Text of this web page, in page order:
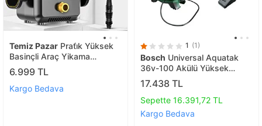
Temiz Pazar Prati̇k Yüksek
Basinçli Araç Yikama
Maki̇nesi̇ 13 Li̇tre 80 Bar
20.000mah 350w
6.999 TL
Kargo Bedava
1 (1)
Bosch Universal Aquatak
36v-100 Akülü Yüksek
Basınçlı Yıkama Makinesi
06008c7002
17.438 TL
Sepette 16.391,72 TL
Kargo Bedava